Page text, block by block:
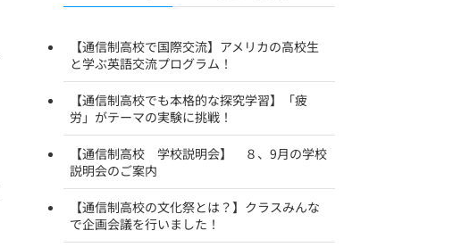
【通信制高校で国際交流】アメリカの高校生
と学ぶ英語交流プログラム！
【通信制高校でも本格的な探究学習】「疲
労」がテーマの実験に挑戦！
【通信制高校 学校説明会】 ８、9月の学校
説明会のご案内
【通信制高校の文化祭とは？】クラスみんな
で企画会議を行いました！